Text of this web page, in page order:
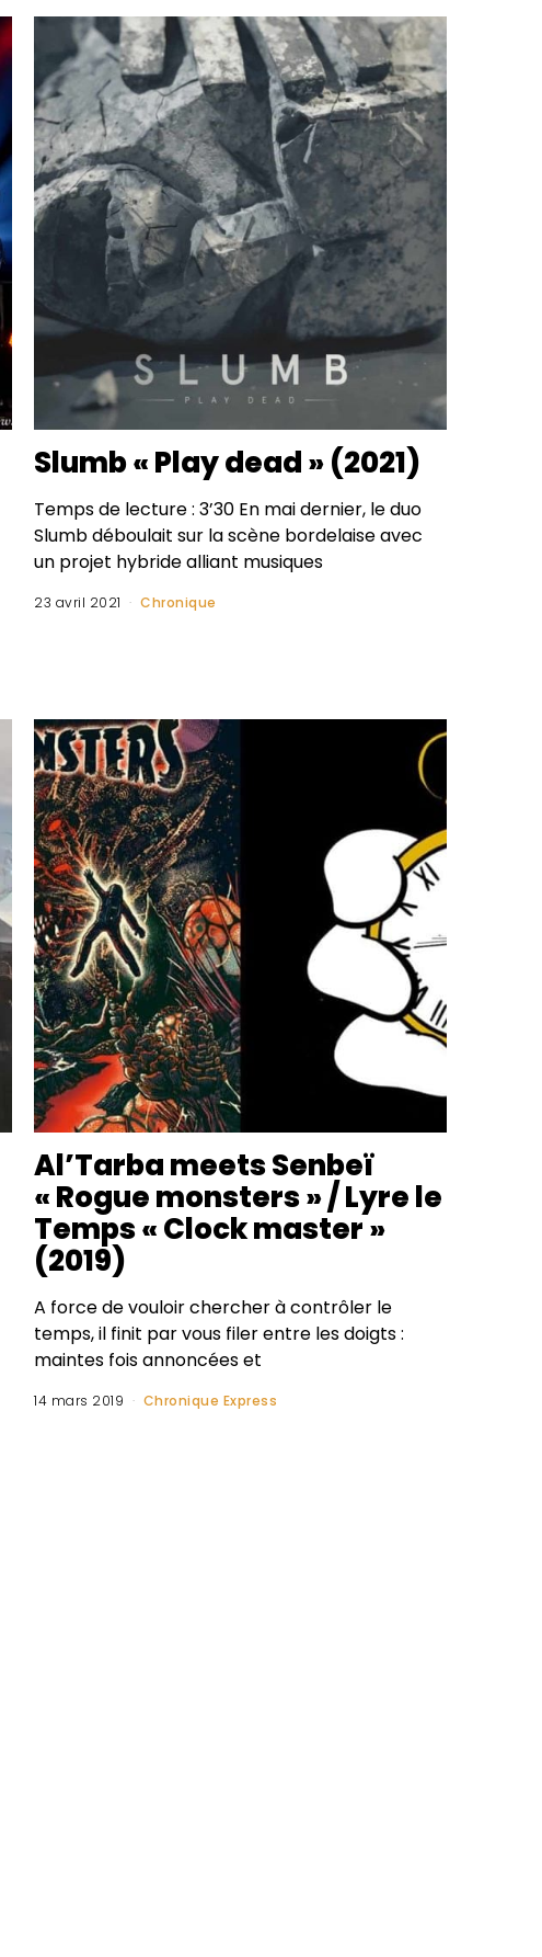
Slumb « Play dead » (2021)
Temps de lecture : 3’30 En mai dernier, le duo
Slumb déboulait sur la scène bordelaise avec
un projet hybride alliant musiques
23 avril 2021 Chronique
Al’Tarba meets Senbeï
« Rogue monsters » / Lyre le
Temps « Clock master »
(2019)
A force de vouloir chercher à contrôler le
temps, il finit par vous filer entre les doigts :
maintes fois annoncées et
14 mars 2019 Chronique Express